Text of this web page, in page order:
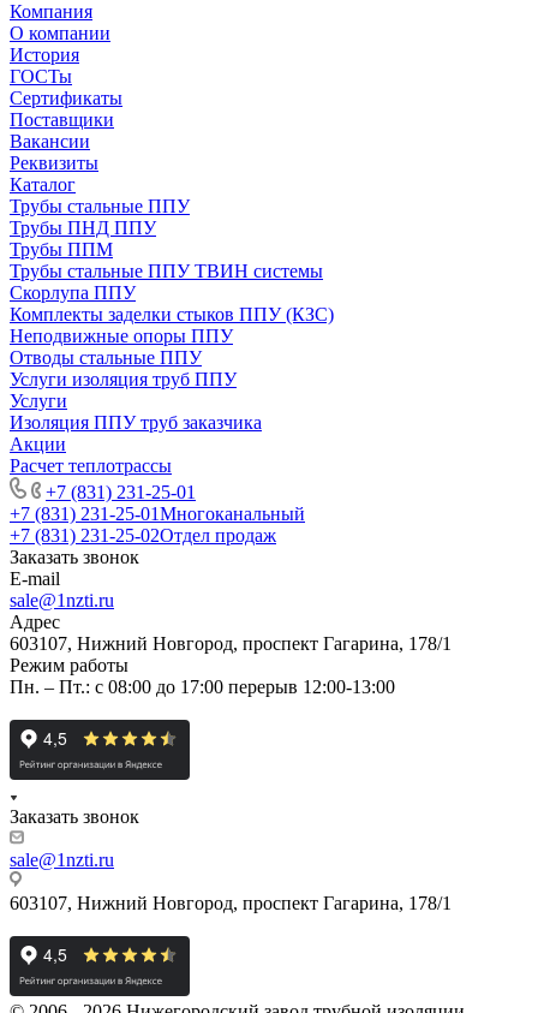
Компания
О компании
История
ГОСТы
Сертификаты
Поставщики
Вакансии
Реквизиты
Каталог
Трубы стальные ППУ
Трубы ПНД ППУ
Трубы ППМ
Трубы стальные ППУ ТВИН системы
Скорлупа ППУ
Комплекты заделки стыков ППУ (КЗС)
Неподвижные опоры ППУ
Отводы стальные ППУ
Услуги изоляция труб ППУ
Услуги
Изоляция ППУ труб заказчика
Акции
Расчет теплотрассы
+7 (831) 231-25-01
+7 (831) 231-25-01Многоканальный
+7 (831) 231-25-02Отдел продаж
Заказать звонок
E-mail
sale@1nzti.ru
Адрес
603107, Нижний Новгород, проспект Гагарина, 178/1
Режим работы
Пн. – Пт.: с 08:00 до 17:00 перерыв 12:00-13:00
Заказать звонок
sale@1nzti.ru
603107, Нижний Новгород, проспект Гагарина, 178/1